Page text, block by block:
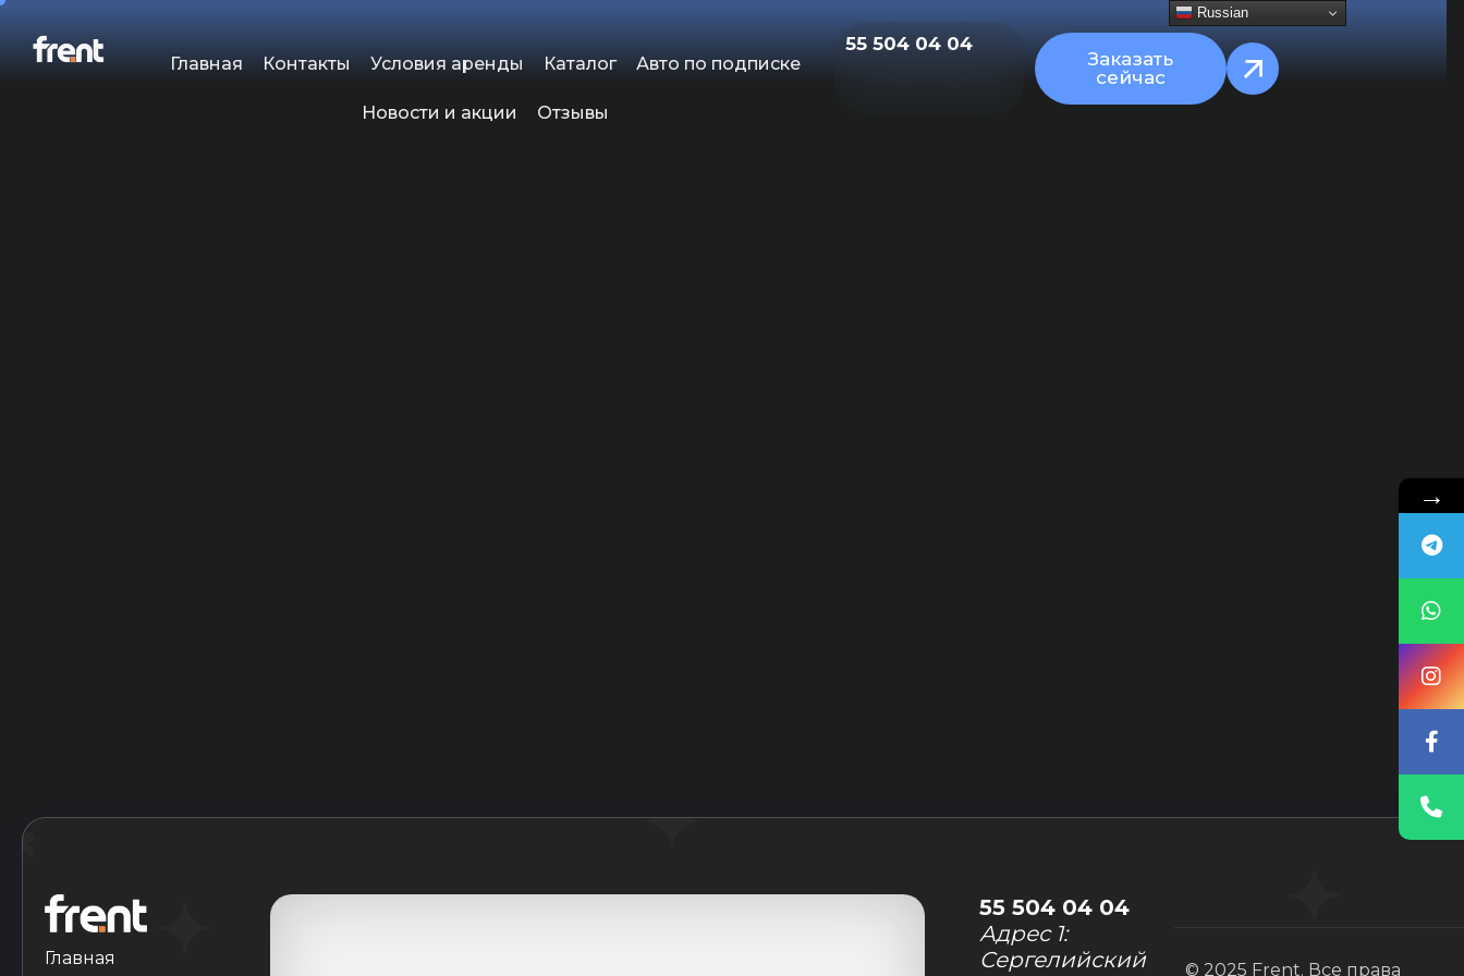
Главная Контакты Условия аренды Каталог Авто по подписке
Новости и акции Отзывы
55 504 04 04
Заказать
сейчас
Главная
55 504 04 04
Адрес 1:
Сергелийский
© 2025 Frent. Все права
Russian
→